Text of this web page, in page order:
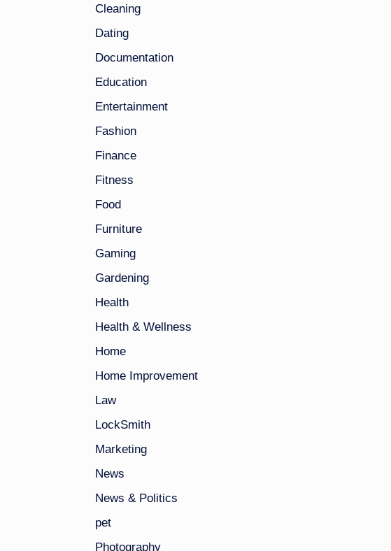
Cleaning
Dating
Documentation
Education
Entertainment
Fashion
Finance
Fitness
Food
Furniture
Gaming
Gardening
Health
Health & Wellness
Home
Home Improvement
Law
LockSmith
Marketing
News
News & Politics
pet
Photography